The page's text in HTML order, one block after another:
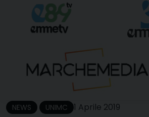
content
NEWS UNIMC 1 Aprile 2019